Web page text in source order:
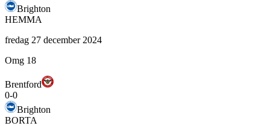
Brighton
HEMMA
fredag 27 december 2024
Omg 18
Brentford
0-0
Brighton
BORTA